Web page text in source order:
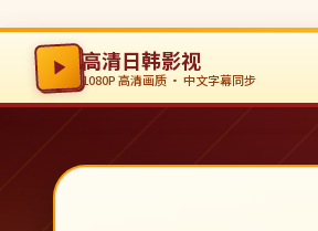
高清日韩影视
1080P 高清画质 · 中文字幕同步